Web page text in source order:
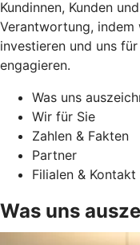
Kundinnen, Kunden
Verantwortung, indem
investieren und uns
engagieren.
Was uns
Wir für Sie
Zahlen & Fakten
Partner
Filialen & Kontakt
Was uns